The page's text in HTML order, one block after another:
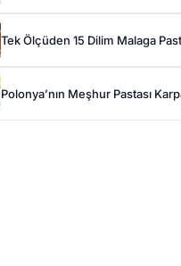
Tek Ölçüden 15 Dilim Malaga
Polonya’nın Meşhur Pastası